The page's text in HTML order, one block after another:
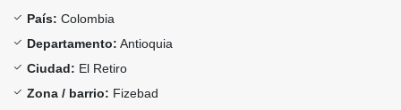
País: Colombia
Departamento: Antioquia
Ciudad: El Retiro
Zona / barrio: Fizebad